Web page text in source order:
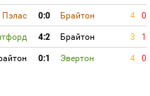
Пэлас 0:0 Брайтон 4 0
4:2 Брайтон 3 1
0:1 Эвертон 4 0